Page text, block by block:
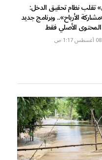
تقلب نظام تحقيق الدخل:
الأرباح».. وبرنامج جديد
الأصلي فقط